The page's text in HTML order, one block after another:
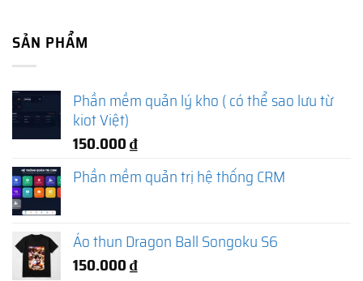
SẢN PHẨM
Phần mềm quản lý kho ( có thể sao lưu từ
kiot Việt)
150.000₫
Phần mềm quản trị hệ thống CRM
Áo thun Dragon Ball Songoku S6
150.000₫